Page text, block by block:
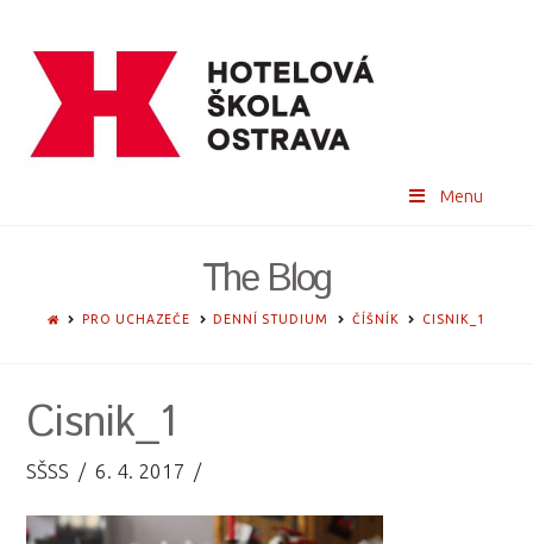
Menu
The Blog
HOMEPRO UCHAZEČE DENNÍ STUDIUM ČÍŠNÍK CISNIK_1
Cisnik_1
SŠSS 6. 4. 2017